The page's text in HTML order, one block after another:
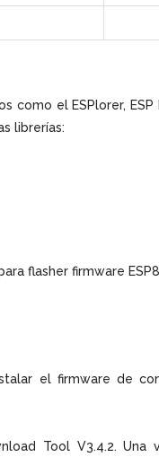
el ESPlorer, ESP
librerías:
flasher firmware
el firmware de
Tool V3.4.2. Una